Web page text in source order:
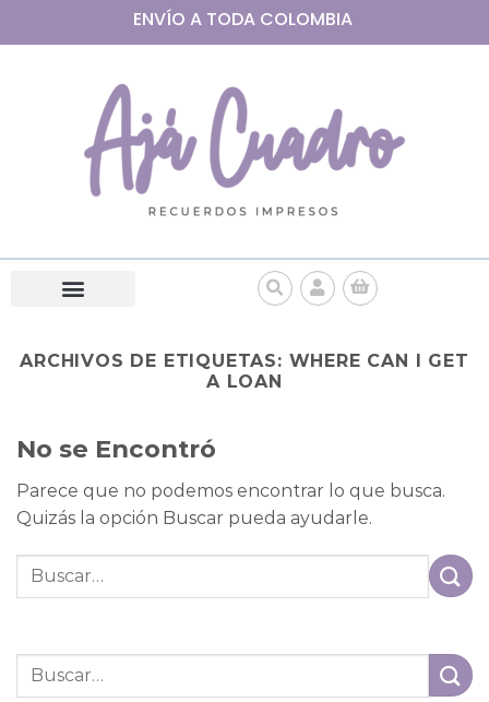
ENVÍO A TODA COLOMBIA
ARCHIVOS DE ETIQUETAS: WHERE CAN I GET
A LOAN
No se Encontró
Parece que no podemos encontrar lo que busca.
Quizás la opción Buscar pueda ayudarle.